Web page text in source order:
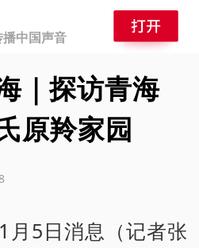
中国声音
｜探访青海
原羚家园
月5日消息（记者张